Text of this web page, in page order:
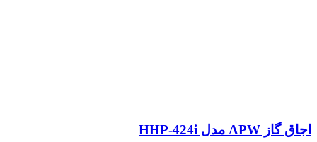
اجاق گاز APW مدل HHP-424i